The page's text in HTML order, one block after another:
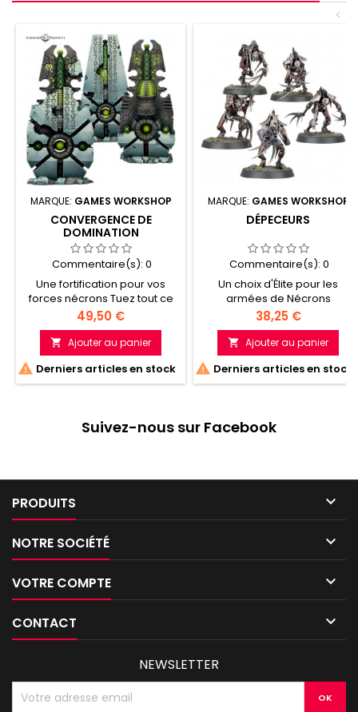
<
MARQUE: GAMES WORKSHOP
CONVERGENCE DE
DOMINATION
Commentaire(s): 0
Une fortification pour vos
forces nécrons Tuez tout ce
qui se présente avec vos
abducteurs
transdimensionnels Les
Stèles Astrales bénéficient
aux Nécrons à proximité
Prix
49,50 €
 Ajouter au panier
 Derniers articles en stock
MARQUE: GAMES WORKSHOP
DÉPECEURS
Commentaire(s): 0
Un choix d'Élite pour les
armées de Nécrons
Déchiquetez les unités
ennemies avec ces
chasseurs déments Lancez
une nouvelle mode au 41e
Millénaire
Prix
38,25 €
 Ajouter au panier
 Derniers articles en stock
Suivez-nous sur Facebook
PRODUITS 
NOTRE SOCIÉTÉ 
VOTRE COMPTE 
CONTACT 
NEWSLETTER